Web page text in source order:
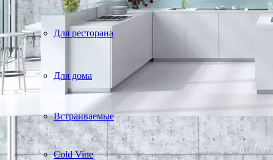
Для ресторана
Для дома
Встраиваемые
Cold Vine